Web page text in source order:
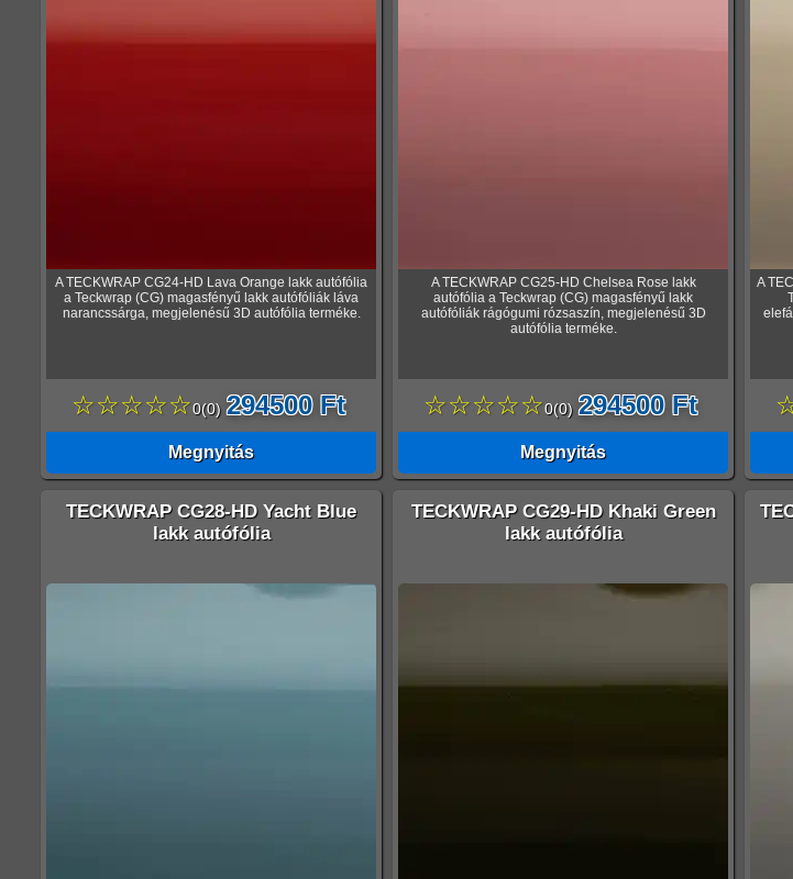
A TECKWRAP CG24-HD Lava Orange lakk autófólia
a Teckwrap (CG) magasfényű lakk autófóliák láva
narancssárga, megjelenésű 3D autófólia terméke.
☆☆☆☆☆0(0) 294500 Ft
Megnyitás
A TECKWRAP CG25-HD Chelsea Rose lakk
autófólia a Teckwrap (CG) magasfényű lakk
autófóliák rágógumi rózsaszín, megjelenésű 3D
autófólia terméke.
☆☆☆☆☆0(0) 294500 Ft
Megnyitás
A
TECKWRAP CG28-HD Yacht Blue
lakk autófólia
TECKWRAP CG29-HD Khaki Green
lakk autófólia